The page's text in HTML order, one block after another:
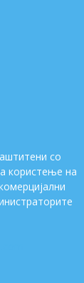
со
користење на